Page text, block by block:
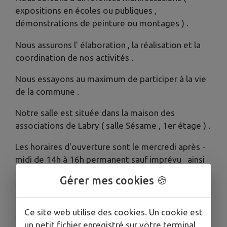
expositions en écoles ou publiques ,
démonstrations de peinture ou montages ) .
Nous assurons l' élaboration , la réalisation et la
coordination de nos activités .
Nous essayons au maximum de participer à la vie
de la commune .
Notre salle est située dans la maison des
associations de Labry ( salle Sésame , 1er étage ) .
Les horaires d'ouverture sont le mercredi après -
midi de 14h à 16h permanent sauf imprévu ainsi
qu'une fois par mois un dimanche de 10h à 17h. (
nous prévenons par mail ) et éventuellement le
samedi après-midi ( nous prévenons par mail ) .
Les cotisations , divers dons ou subventions
Gérer mes cookies 🍪
Ce site web utilise des cookies. Un cookie est
un petit fichier enregistré sur votre terminal